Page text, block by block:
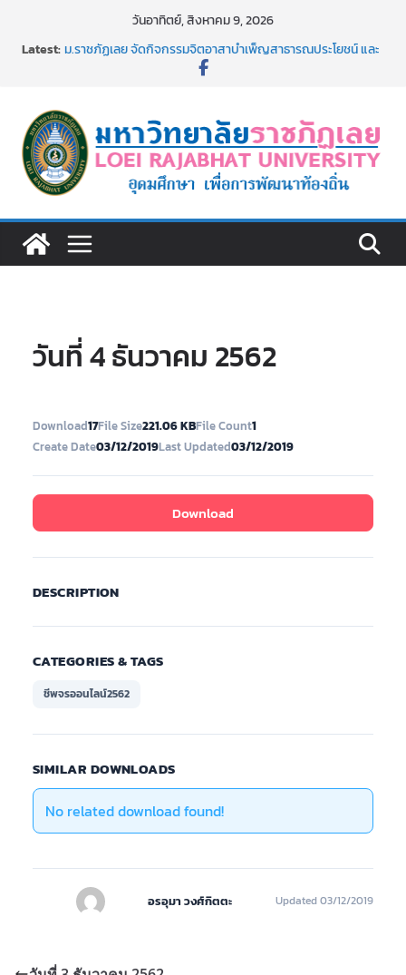
วันอาทิตย์, สิงหาคม 9, 2026
Latest:ม.ราชภัฏเลย จัดกิจกรรมจิตอาสาบำเพ็ญสาธารณประโยชน์ และ
เงินรายได้
ม.ราชภัฏเลย จัดมหกรรมวิชาการ เปิดบ้าน LRU ครั้งที่ 4 เปิดให้
นักเรียนมัธยมปลายค้นหาสาขาวิชาในฝัน สู่อนาคตที่ใช่
อธิการบดี มรภ.เลย ร่วมประชุมชี้แจงกับคณะอนุกรรมาธิการ
ประจำปีงบประมาณ พ.ศ. 2570
๑,๙๗๒ ชุด โดยวิธีเฉพาะเจาะจง
วันที่ 4 ธันวาคม 2562
Download17File Size221.06 KBFile Count1
Create Date03/12/2019Last Updated03/12/2019
Download
DESCRIPTION
CATEGORIES & TAGS
ชีพจรออนไลน์2562
SIMILAR DOWNLOADS
No related download found!
อรอุมา วงศ์กิตตะ Updated 03/12/2019